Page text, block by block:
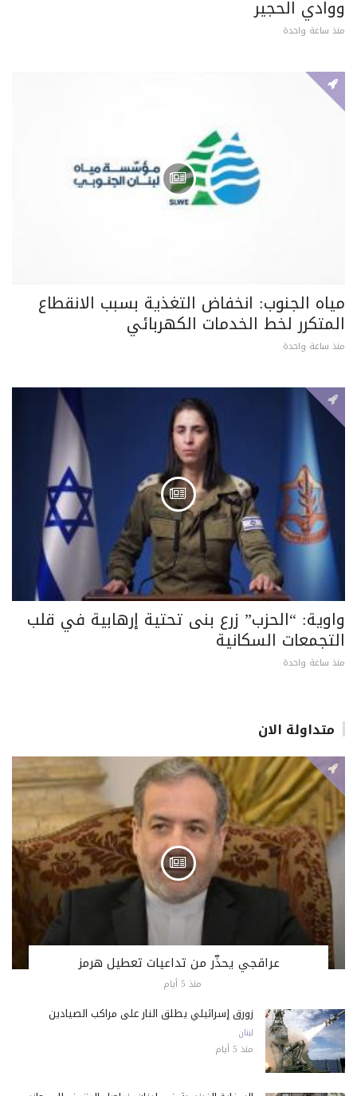
ووادي الحجير
منذ ساعة واحدة
مياه الجنوب: انخفاض التغذية بسبب الانقطاع
المتكرر لخط الخدمات الكهربائي
منذ ساعة واحدة
واوية: “الحزب” زرع بنى تحتية إرهابية في قلب
التجمعات السكانية
منذ ساعة واحدة
متداولة الان
عراقجي يحذّر من تداعيات تعطيل هرمز
منذ 5 أيام
زورق إسرائيلي يطلق النار على مراكب الصيادين
لبنان
منذ 5 أيام